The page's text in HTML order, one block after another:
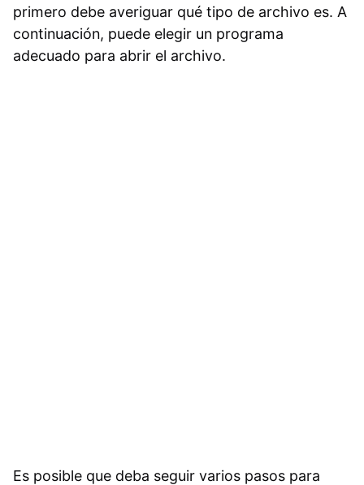
primero debe averiguar qué tipo de archivo es. A
continuación, puede elegir un programa
adecuado para abrir el archivo.
Es posible que deba seguir varios pasos para